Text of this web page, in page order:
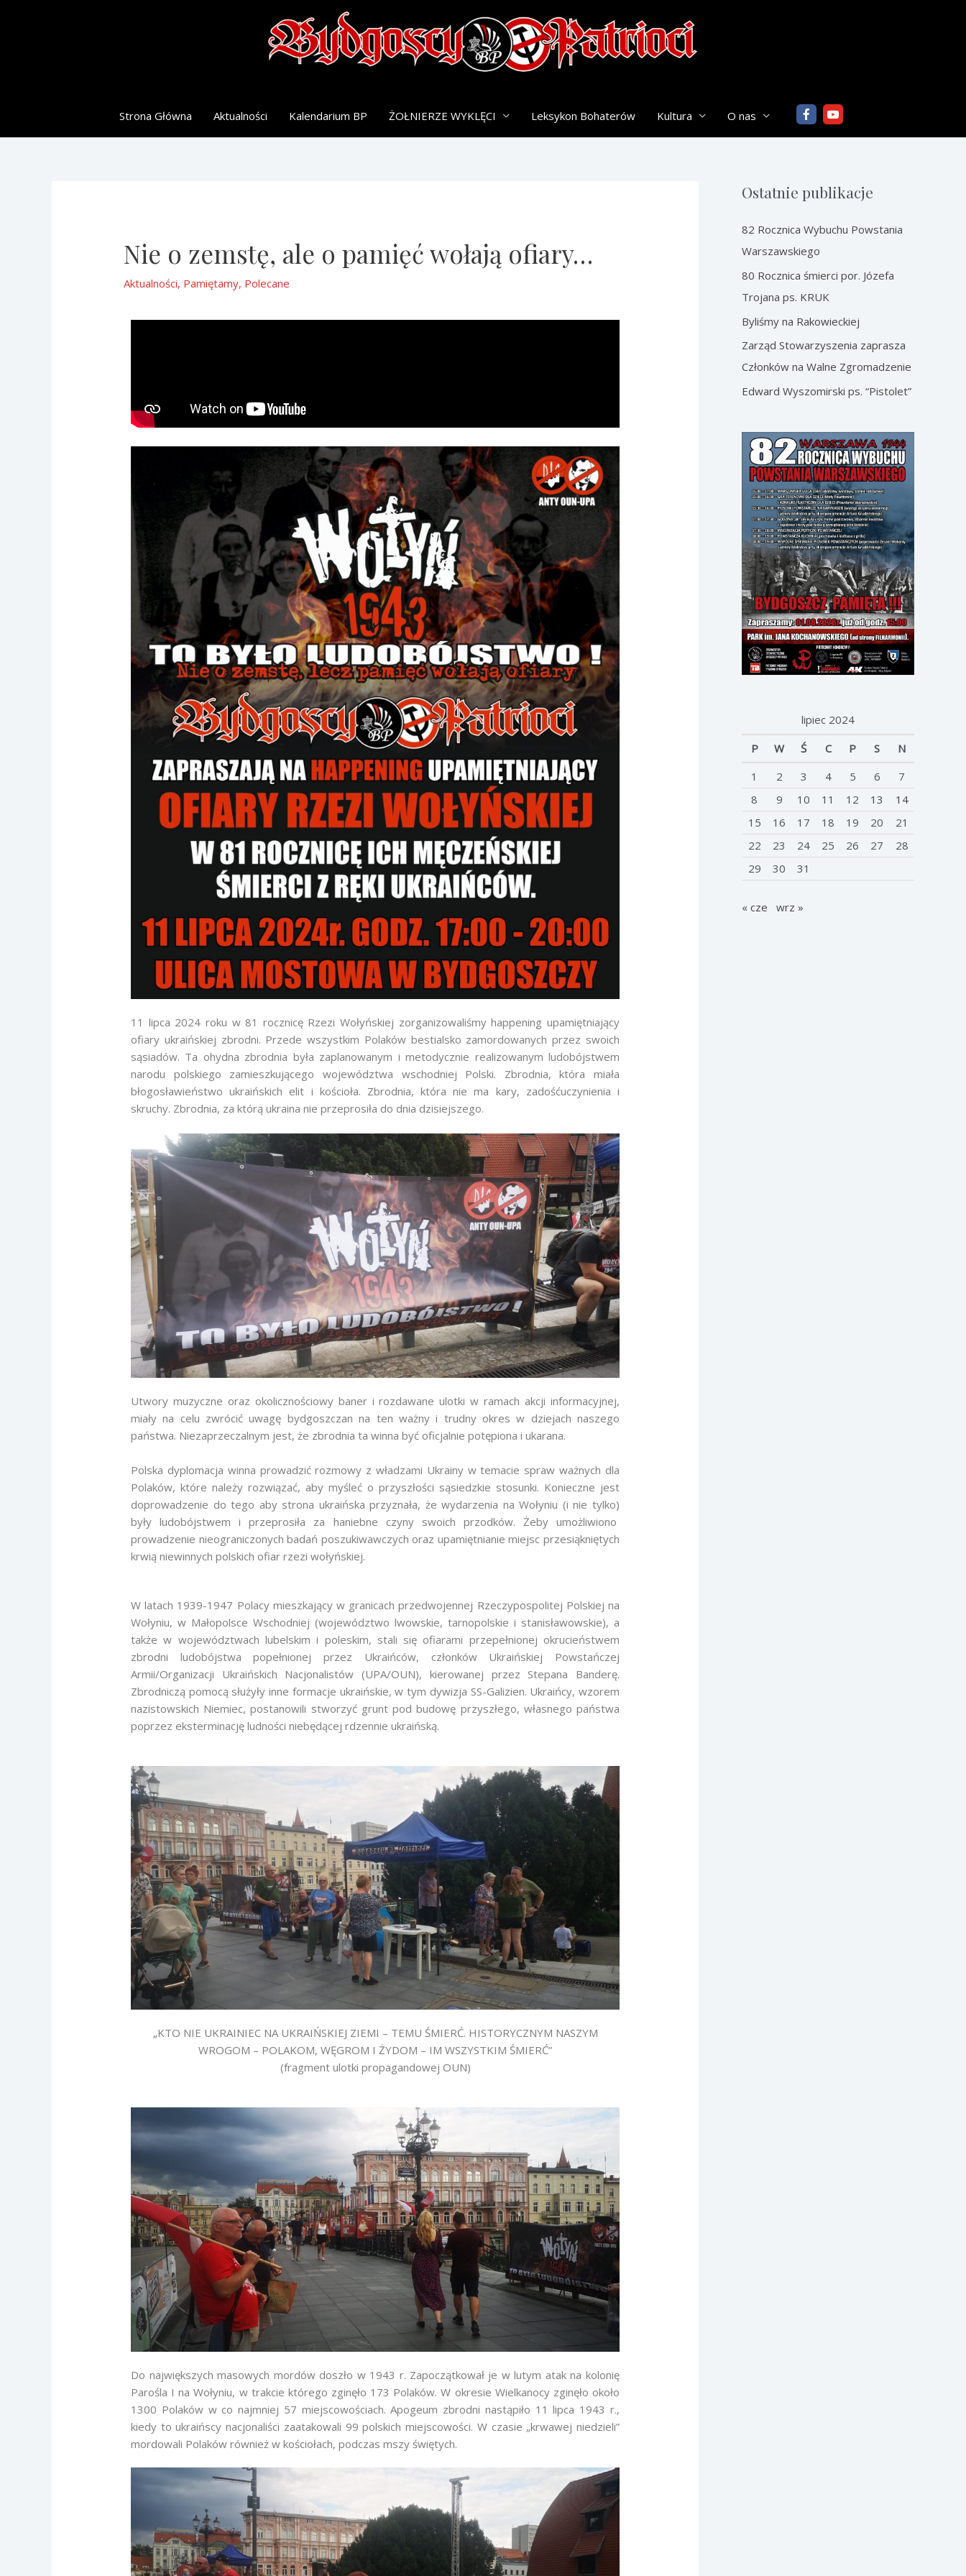
Strona Główna Aktualności Kalendarium BP ŻOŁNIERZE WYKLĘCI Leksykon Bohaterów Kultura O nas
Nie o zemstę, ale o pamięć wołają ofiary…
Aktualności, Pamiętamy, Polecane
11 lipca 2024 roku w 81 rocznicę Rzezi Wołyńskiej zorganizowaliśmy happening upamiętniający
ofiary ukraińskiej zbrodni. Przede wszystkim Polaków bestialsko zamordowanych przez swoich
sąsiadów. Ta ohydna zbrodnia była zaplanowanym i metodycznie realizowanym ludobójstwem
narodu polskiego zamieszkującego województwa wschodniej Polski. Zbrodnia, która miała
błogosławieństwo ukraińskich elit i kościoła. Zbrodnia, która nie ma kary, zadośćuczynienia i
skruchy. Zbrodnia, za którą ukraina nie przeprosiła do dnia dzisiejszego.
Utwory muzyczne oraz okolicznościowy baner i rozdawane ulotki w ramach akcji informacyjnej,
miały na celu zwrócić uwagę bydgoszczan na ten ważny i trudny okres w dziejach naszego
państwa. Niezaprzeczalnym jest, że zbrodnia ta winna być oficjalnie potępiona i ukarana.
Polska dyplomacja winna prowadzić rozmowy z władzami Ukrainy w temacie spraw ważnych dla
Polaków, które należy rozwiązać, aby myśleć o przyszłości sąsiedzkie stosunki. Konieczne jest
doprowadzenie do tego aby strona ukraińska przyznała, że wydarzenia na Wołyniu (i nie tylko)
były ludobójstwem i przeprosiła za haniebne czyny swoich przodków. Żeby umożliwiono
prowadzenie nieograniczonych badań poszukiwawczych oraz upamiętnianie miejsc przesiąkniętych
krwią niewinnych polskich ofiar rzezi wołyńskiej.
W latach 1939-1947 Polacy mieszkający w granicach przedwojennej Rzeczypospolitej Polskiej na
Wołyniu, w Małopolsce Wschodniej (województwo lwowskie, tarnopolskie i stanisławowskie), a
także w województwach lubelskim i poleskim, stali się ofiarami przepełnionej okrucieństwem
zbrodni ludobójstwa popełnionej przez Ukraińców, członków Ukraińskiej Powstańczej
Armii/Organizacji Ukraińskich Nacjonalistów (UPA/OUN), kierowanej przez Stepana Banderę.
Zbrodniczą pomocą służyły inne formacje ukraińskie, w tym dywizja SS-Galizien. Ukraińcy, wzorem
nazistowskich Niemiec, postanowili stworzyć grunt pod budowę przyszłego, własnego państwa
poprzez eksterminację ludności niebędącej rdzennie ukraińską.
„KTO NIE UKRAINIEC NA UKRAIŃSKIEJ ZIEMI – TEMU ŚMIERĆ. HISTORYCZNYM NASZYM
WROGOM – POLAKOM, WĘGROM I ŻYDOM – IM WSZYSTKIM ŚMIERĆ”
(fragment ulotki propagandowej OUN)
Do największych masowych mordów doszło w 1943 r. Zapoczątkował je w lutym atak na kolonię
Parośla I na Wołyniu, w trakcie którego zginęło 173 Polaków. W okresie Wielkanocy zginęło około
1300 Polaków w co najmniej 57 miejscowościach. Apogeum zbrodni nastąpiło 11 lipca 1943 r.,
kiedy to ukraińscy nacjonaliści zaatakowali 99 polskich miejscowości. W czasie „krwawej niedzieli”
mordowali Polaków również w kościołach, podczas mszy świętych.
Ostatnie publikacje
82 Rocznica Wybuchu Powstania
Warszawskiego
80 Rocznica śmierci por. Józefa
Trojana ps. KRUK
Byliśmy na Rakowieckiej
Zarząd Stowarzyszenia zaprasza
Członków na Walne Zgromadzenie
Edward Wyszomirski ps. “Pistolet”
lipiec 2024
P
W Ś C P S
N
1
2 3 4 5 6
7
8
9 10 11 12 13
14
15
16 17 18 19 20
21
22
23 24 25 26 27
28
29
30 31
« cze wrz »